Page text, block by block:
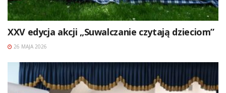
XXV edycja akcji „Suwalczanie czytają dzieciom”
26 MAJA 2026